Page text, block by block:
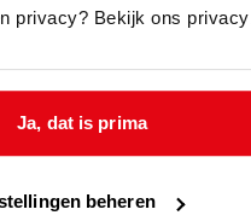
privacy? Bekijk ons
Ja, dat is prima
beheren